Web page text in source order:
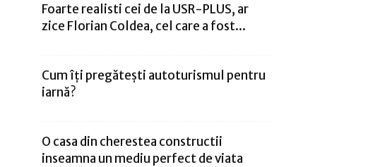
Foarte realisti cei de la USR-PLUS, ar
zice Florian Coldea, cel care a fost...
Cum îți pregătești autoturismul pentru
iarnă?
O casa din cherestea constructii
inseamna un mediu perfect de viata